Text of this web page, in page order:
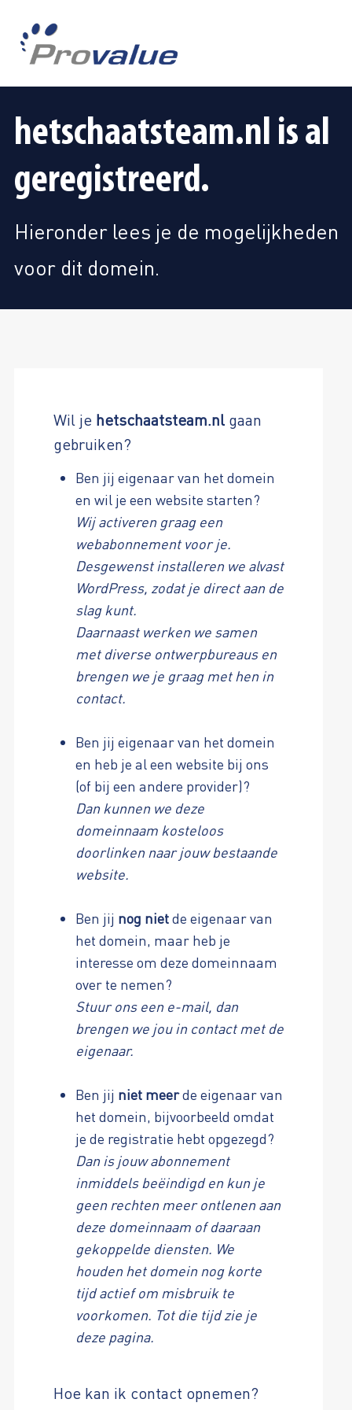
hetschaatsteam.nl is al
geregistreerd.
Hieronder lees je de mogelijkheden
voor dit domein.
Wil je hetschaatsteam.nlgaan
gebruiken?
Ben jij eigenaar van het domein
en wil je een website starten?
Wij activeren graag een
webabonnement voor je.
Desgewenst installeren we alvast
WordPress, zodat je direct aan de
slag kunt.
Daarnaast werken we samen
met diverse ontwerpbureaus en
brengen we je graag met hen in
contact.
Ben jij eigenaar van het domein
en heb je al een website bij ons
(of bij een andere provider)?
Dan kunnen we deze
domeinnaam kosteloos
doorlinken naar jouw bestaande
website.
Ben jij nog nietde eigenaar van
het domein, maar heb je
interesse om deze domeinnaam
over te nemen?
Stuur ons een e-mail, dan
brengen we jou in contact met de
eigenaar.
Ben jij niet meerde eigenaar van
het domein, bijvoorbeeld omdat
je de registratie hebt opgezegd?
Dan is jouw abonnement
inmiddels beëindigd en kun je
geen rechten meer ontlenen aan
deze domeinnaam of daaraan
gekoppelde diensten. We
houden het domein nog korte
tijd actief om misbruik te
voorkomen. Tot die tijd zie je
deze pagina.
Hoe kan ik contact opnemen?